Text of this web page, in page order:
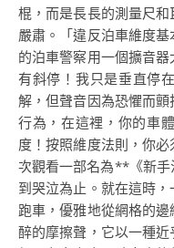
棍，而是長長的測量尺
嚴肅。「違反泊車維度
的泊車警察用一個擴音
有斜停！我只是垂直停
解，但聲音因為恐懼而
行為，在這裡，你的車
度！按照維度法則，你
次觀看一部名為**《新手
到哭泣為止。就在這時
跑車，優雅地從網格的
醉的摩擦聲，它以一種